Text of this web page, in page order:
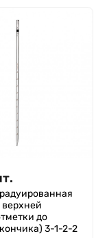
верхней
до
3-1-2-2